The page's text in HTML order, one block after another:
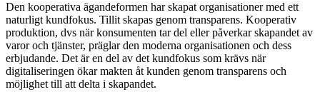
Den kooperativa ägandeformen har skapat organisationer med ett
naturligt kundfokus. Tillit skapas genom transparens. Kooperativ
produktion, dvs när konsumenten tar del eller påverkar skapandet av
varor och tjänster, präglar den moderna organisationen och dess
erbjudande. Det är en del av det kundfokus som krävs när
digitaliseringen ökar makten åt kunden genom transparens och
möjlighet till att delta i skapandet.